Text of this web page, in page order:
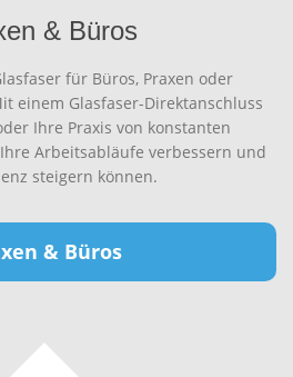
& Büros
für Büros, Praxen oder
einem Glasfaser-Direktanschluss
Ihre Praxis von konstanten
Arbeitsabläufe verbessern und
steigern können.
& Büros